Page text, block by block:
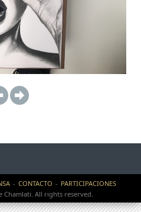
CONTACTO
PARTICIPACIONES
All rights reserved.